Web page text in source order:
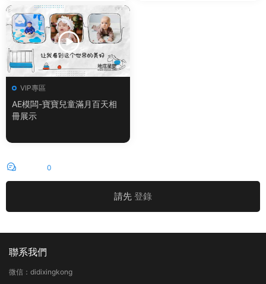
VIP專區
AE模闆-寶寶兒童滿月百天相
冊展示
0
請先 登錄
聯系我們
微信：didixingkong